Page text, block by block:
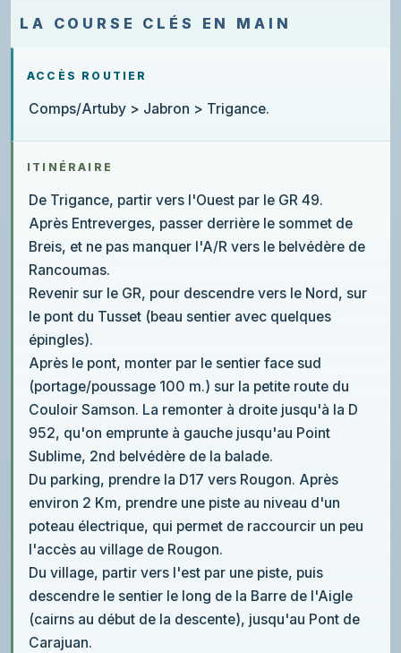
LA COURSE CLÉS EN MAIN
ACCÈS ROUTIER
Comps/Artuby > Jabron > Trigance.
ITINÉRAIRE
De Trigance, partir vers l'Ouest par le GR 49.
Après Entreverges, passer derrière le sommet de
Breis, et ne pas manquer l'A/R vers le belvédère de
Rancoumas.
Revenir sur le GR, pour descendre vers le Nord, sur
le pont du Tusset (beau sentier avec quelques
épingles).
Après le pont, monter par le sentier face sud
(portage/poussage 100 m.) sur la petite route du
Couloir Samson. La remonter à droite jusqu'à la D
952, qu'on emprunte à gauche jusqu'au Point
Sublime, 2nd belvédère de la balade.
Du parking, prendre la D17 vers Rougon. Après
environ 2 Km, prendre une piste au niveau d'un
poteau électrique, qui permet de raccourcir un peu
l'accès au village de Rougon.
Du village, partir vers l'est par une piste, puis
descendre le sentier le long de la Barre de l'Aigle
(cairns au début de la descente), jusqu'au Pont de
Carajuan.